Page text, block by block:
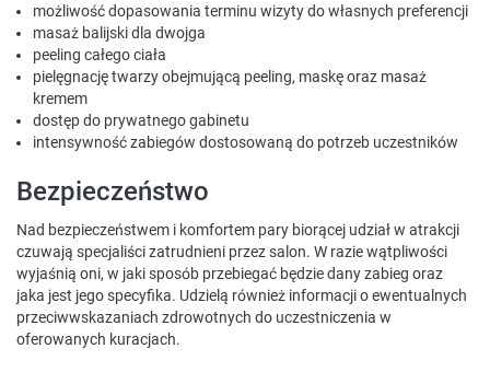
możliwość dopasowania terminu wizyty do własnych preferencji
masaż balijski dla dwojga
peeling całego ciała
pielęgnację twarzy obejmującą peeling, maskę oraz masaż
kremem
dostęp do prywatnego gabinetu
intensywność zabiegów dostosowaną do potrzeb uczestników
Bezpieczeństwo
Nad bezpieczeństwem i komfortem pary biorącej udział w atrakcji
czuwają specjaliści zatrudnieni przez salon. W razie wątpliwości
wyjaśnią oni, w jaki sposób przebiegać będzie dany zabieg oraz
jaka jest jego specyfika. Udzielą również informacji o ewentualnych
przeciwwskazaniach zdrowotnych do uczestniczenia w
oferowanych kuracjach.